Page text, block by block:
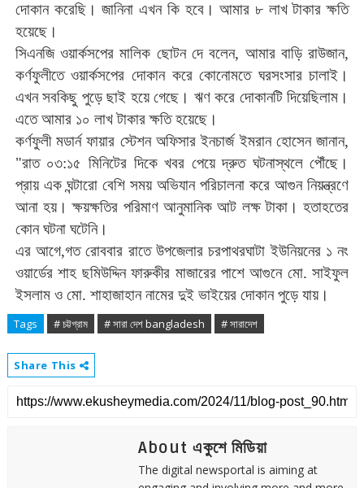
দোকান করেছি। জানিনা এখন কি হবে। আমার ৮ লাখ টাকার ক্ষতি
হয়েছে।
সিএনজি ওয়ার্কসপের মালিক ছোটন দে বলেন, আমার বাড়ি রাউজান,
কর্ণফুলীতে ওয়ার্কসপের দোকান করে কোনোমতে ঘরসংসার চালাই।
এখন সবকিছু পুড়ে ছাই হয়ে গেছে। ঋণ করে দোকানটি দিয়েছিলাম।
এতে আমার ১০ লাখ টাকার ক্ষতি হয়েছে।
কর্ণফুলী মডার্ন ফায়ার স্টেশন অফিসার ইনচার্জ ইমরান হোসেন জানান,
"রাত ০৩:১৫ মিনিটের দিকে খবর পেয়ে দ্রুত ঘটনাস্থলে পৌঁছে।
প্রায় এক ঘন্টারো বেশি সময় অভিযান পরিচালনা করে আগুন নিয়ন্ত্রণে
আনা হয়। ক্ষয়ক্ষতির পরিমাণ আনুমানিক আট লক্ষ টাকা। হতাহতের
কোন ঘটনা ঘটেনি।
এর আগে,গত রোববার রাতে উপজেলার চরপাথরঘাটা ইউনিয়নের ১ নং
ওয়ার্ডের শাহ ছমিউদ্দিন ফারুকীর মাজারের পাশে আগুনে মো.সাইফুল
ইসলাম ও মো. শাহাজাহান নামের দুই ভাইয়ের দোকান পুড়ে যায়।
Tags # চট্টগ্রাম # সারা দেশ bangladesh # সারাদেশ
Share This
About একুশে মিডিয়া
The digital newsportal is aiming at